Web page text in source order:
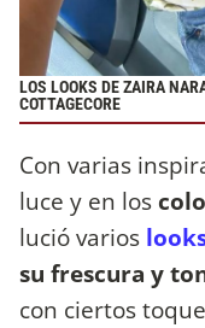
LOS LOOKS DE ZAIRA
COTTAGECORE
Con varias
luce y en los
lució varios
su frescura y
con ciertos